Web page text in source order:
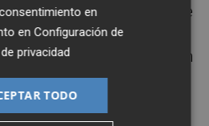
habitual en temas de
y medio ambiente
la revista
También
del programa
Punt).
en
enConfiguración de
privacidad
TODO